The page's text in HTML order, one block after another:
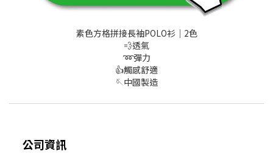
素色方格拼接長袖POLO衫│2色
💨透氣
➿彈力
👍觸感舒適
🪡中國製造
公司資訊